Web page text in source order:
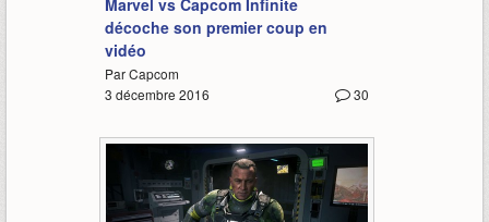
Marvel vs Capcom Infinite
décoche son premier coup en
vidéo
Par Capcom
30
3 décembre 2016